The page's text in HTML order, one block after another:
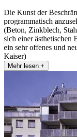
Die Kunst der
programmatisch
(Beton, Zinkblech,
sich einer ästhetischen
ein sehr offenes und
Kaiser)
Mehr lesen +